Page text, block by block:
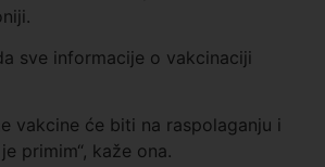
sve informacije o vakcinaciji
vakcine će biti na raspolaganju i
primim“, kaže ona.